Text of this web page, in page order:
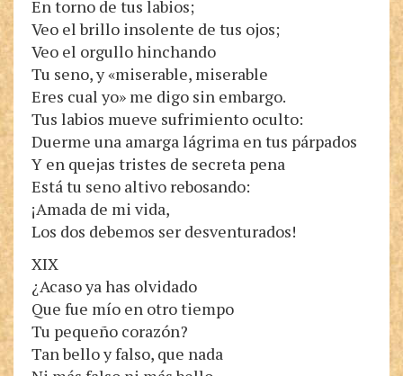
En torno de tus labios;
Veo el brillo insolente de tus ojos;
Veo el orgullo hinchando
Tu seno, y «miserable, miserable
Eres cual yo» me digo sin embargo.
Tus labios mueve sufrimiento oculto:
Duerme una amarga lágrima en tus párpados
Y en quejas tristes de secreta pena
Está tu seno altivo rebosando:
¡Amada de mi vida,
Los dos debemos ser desventurados!
XIX
¿Acaso ya has olvidado
Que fue mío en otro tiempo
Tu pequeño corazón?
Tan bello y falso, que nada